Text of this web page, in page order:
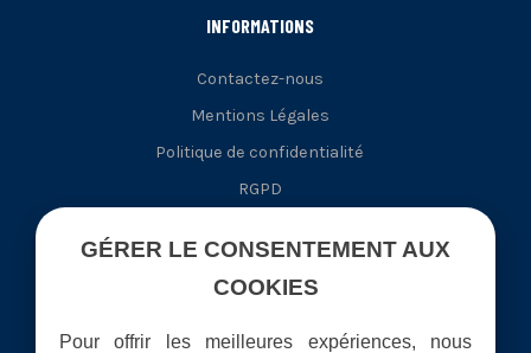
INFORMATIONS
Contactez-nous
Mentions Légales
Politique de confidentialité
RGPD
OÙ NOUS TROUVER
GÉRER LE CONSENTEMENT AUX
COOKIES
Pour offrir les meilleures expériences, nous